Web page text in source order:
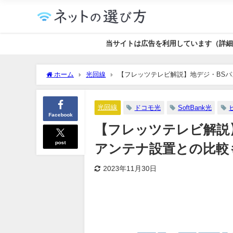
当サイトは広告を利用しています（詳細
ホーム 光回線 【フレッツテレビ解説】地デジ・BS
Facebook
post
光回線 ドコモ光 SoftBank光
【フレッツテレビ解
アンテナ設置との比較
2023年11月30日